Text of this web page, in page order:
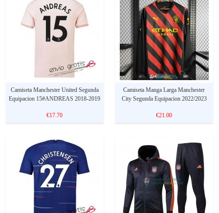
Camiseta Manchester United Segunda
Equipacion 15#ANDREAS 2018-2019
€17.70
Camiseta Manga Larga Manchester
City Segunda Equipacion 2022/2023
€21.00